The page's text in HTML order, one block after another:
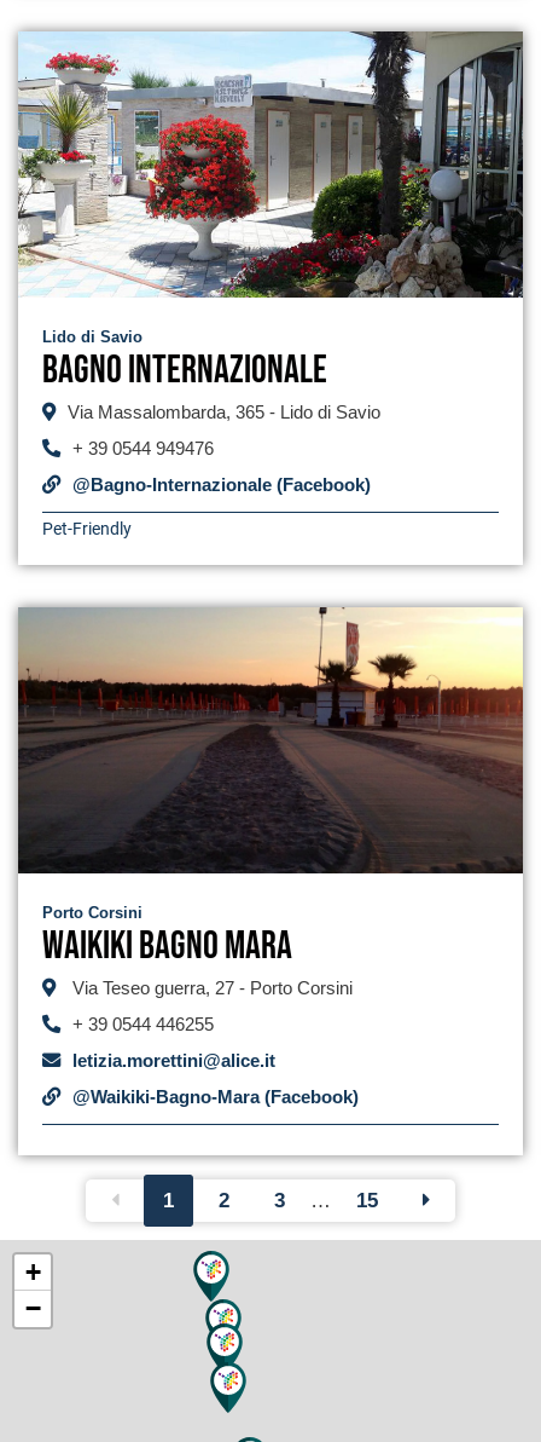
Lido di Savio
Bagno Internazionale
Via Massalombarda, 365 - Lido di Savio
+ 39 0544 949476
@Bagno-Internazionale (Facebook)
Pet-Friendly
Porto Corsini
Waikiki Bagno Mara
Via Teseo guerra, 27 - Porto Corsini
+ 39 0544 446255
letizia.morettini@alice.it
@Waikiki-Bagno-Mara (Facebook)
1 2 3 … 15
+
−